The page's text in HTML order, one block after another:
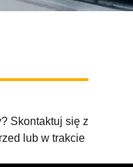
Skontaktuj się z
lub w trakcie